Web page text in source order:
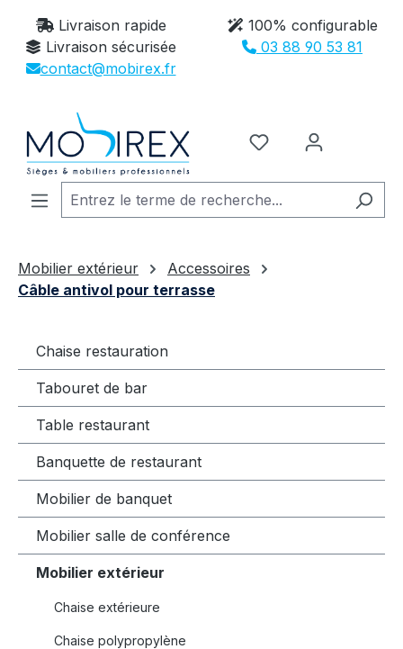
Passer au contenu principal
Livraison rapide
100% configurable
Livraison sécurisée
03 88 90 53 81
contact@mobirex.fr
Vous avez 0
Mobilier extérieur
Accessoires
Câble antivol pour terrasse
Chaise restauration
Tabouret de bar
Table restaurant
Banquette de restaurant
Mobilier de banquet
Mobilier salle de conférence
Mobilier extérieur
Chaise extérieure
Chaise polypropylène